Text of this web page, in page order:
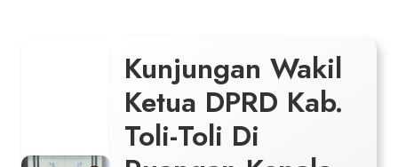
Kunjungan Wakil
Ketua DPRD Kab.
Toli-Toli Di